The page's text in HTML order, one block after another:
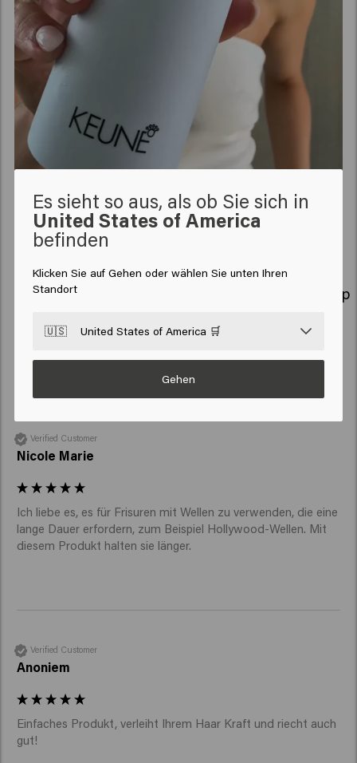
Related products
Stardust Get A Grip
3.7
Verified Customer
Nicole Marie
Ich liebe es, es für Frisuren mit Wellen zu verwenden, die eine
lange Dauer erfordern, zum Beispiel Hollywood-Wellen. Mit
diesem Produkt halten sie länger.
Verified Customer
Anoniem
Einfaches Produkt, verleiht Ihrem Haar Kraft und riecht auch
gut!
Es sieht so aus, als ob Sie sich in
United States of America
befinden
Klicken Sie auf Gehen oder wählen Sie unten Ihren
Standort
🇺🇸 United States of America 🛒
Gehen